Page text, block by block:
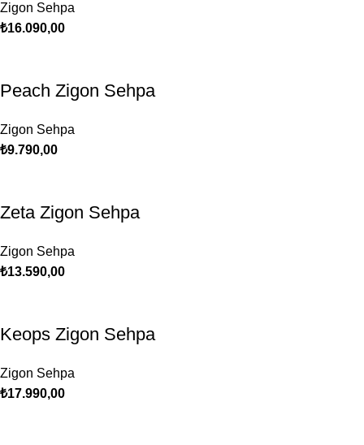
Zigon Sehpa
₺16.090,00
Peach Zigon Sehpa
Zigon Sehpa
₺9.790,00
Zeta Zigon Sehpa
Zigon Sehpa
₺13.590,00
Keops Zigon Sehpa
Zigon Sehpa
₺17.990,00